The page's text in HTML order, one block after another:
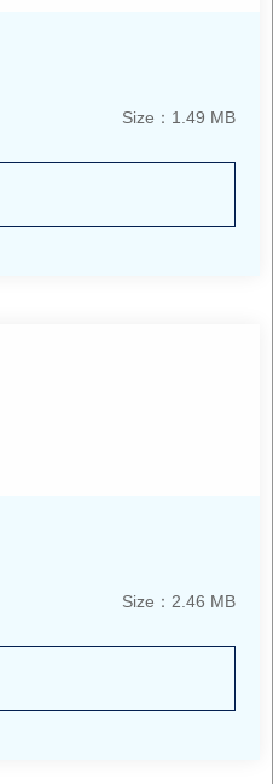
Size：1.49 MB
Size：2.46 MB